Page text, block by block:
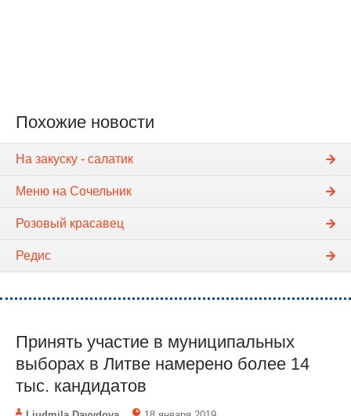
Похожие новости
На закуску - салатик
Меню на Сочельник
Розовый красавец
Редис
Принять участие в муниципальных
выборах в Литве намерено более 14
тыс. кандидатов